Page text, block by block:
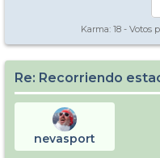
Karma: 18 - Votos
Re: Recorriendo
nevasport